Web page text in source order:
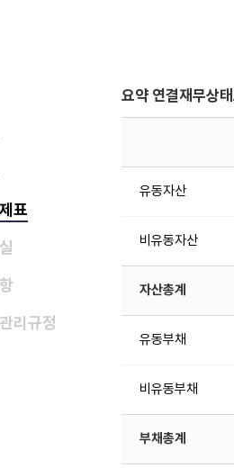
표
리규정
요약 연결재무상
유동자산
비유동자산
자산총계
유동부채
비유동부채
부채총계